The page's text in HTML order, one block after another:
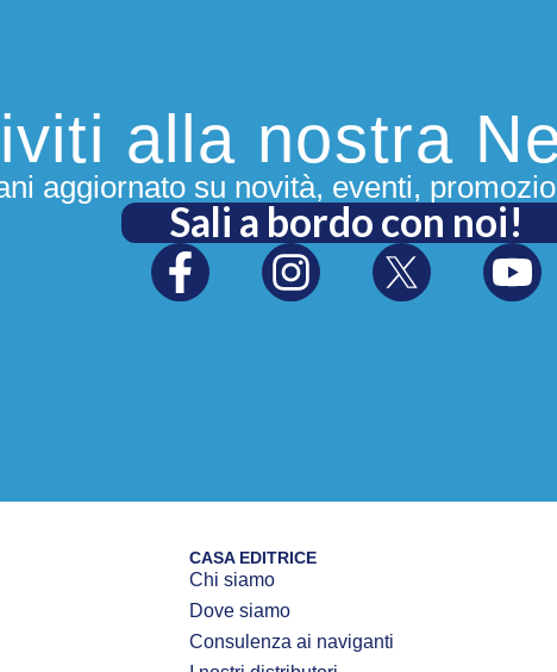
alla nostra
aggiornato su novità, eventi,
Sali a bordo con noi!
CASA EDITRICE
Chi siamo
Dove siamo
Consulenza ai naviganti